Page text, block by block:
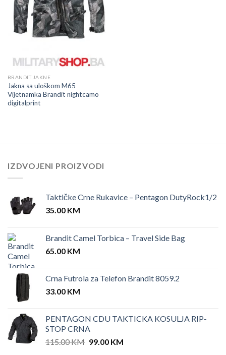
BRANDIT JAKNE
Jakna sa uloškom M65
Vijetnamka Brandit nightcamo
digitalprint
IZDVOJENI PROIZVODI
Taktičke Crne Rukavice – Pentagon DutyRock1/2
35.00 KM
Brandit Camel Torbica – Travel Side Bag
65.00 KM
Crna Futrola za Telefon Brandit 8059.2
33.00 KM
PENTAGON CDU TAKTICKA KOSULJA RIP-
STOP CRNA
115.00KM Original
99.00 KMCurrent